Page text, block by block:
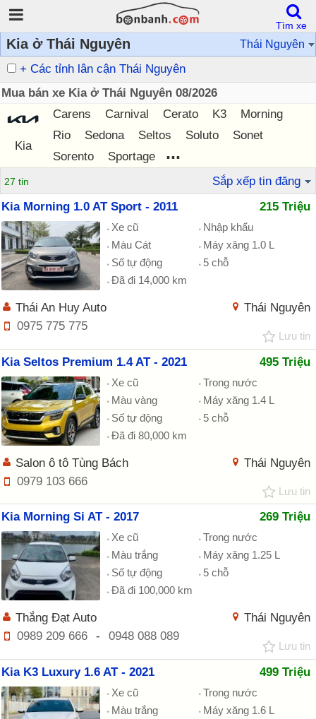
Kia ở Thái Nguyên Thái Nguyên
+ Các tỉnh lân cận Thái Nguyên
Mua bán xe Kia ở Thái Nguyên 08/2026
Kia
Carens Carnival Cerato K3
Morning
Rio
Sedona Seltos Soluto
Sonet
Sorento
Sportage ...
27 tin
Sắp xếp tin đăng
Kia Morning 1.0 AT Sport - 2011
215 Triệu
Xe cũ
Nhập khẩu
Màu Cát
Máy xăng 1.0 L
Số tự động
5 chỗ
Đã đi 14,000 km
Thái Nguyên
Thái An Huy Auto
0975 775 775
Lưu tin
Kia Seltos Premium 1.4 AT - 2021 495 Triệu
Xe cũ
Trong nước
Màu vàng
Máy xăng 1.4 L
Số tự động
5 chỗ
Đã đi 80,000 km
Thái Nguyên
Salon ô tô Tùng Bách
0979 103 666
Lưu tin
Kia Morning Si AT - 2017 269 Triệu
Xe cũ
Trong nước
Màu trắng
Máy xăng 1.25 L
Số tự động
5 chỗ
Đã đi 100,000 km
Thái Nguyên
Thắng Đạt Auto
0989 209 666
- 0948 088 089
Lưu tin
Kia K3 Luxury 1.6 AT - 2021 499 Triệu
Xe cũ
Trong nước
Màu trắng
Máy xăng 1.6 L
Tìm xe